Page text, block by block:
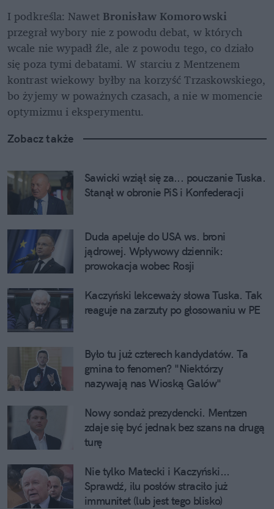
I podkreśla: Nawet Bronisław Komorowski
przegrał wybory nie z powodu debat, w których
wcale nie wypadł źle, ale z powodu tego, co działo
się poza tymi debatami. W starciu z Mentzenem
kontrast wiekowy byłby na korzyść Trzaskowskiego,
bo żyjemy w poważnych czasach, a nie w momencie
optymizmu i eksperymentu.
Zobacz także
Sawicki wziął się za... pouczanie Tuska.
Stanął w obronie PiS i Konfederacji
Duda apeluje do USA ws. broni
jądrowej. Wpływowy dziennik:
prowokacja wobec Rosji
Kaczyński lekceważy słowa Tuska. Tak
reaguje na zarzuty po głosowaniu w PE
Było tu już czterech kandydatów. Ta
gmina to fenomen? "Niektórzy
nazywają nas Wioską Galów"
Nowy sondaż prezydencki. Mentzen
zdaje się być jednak bez szans na drugą
turę
Nie tylko Matecki i Kaczyński...
Sprawdź, ilu posłów straciło już
immunitet (lub jest tego blisko)